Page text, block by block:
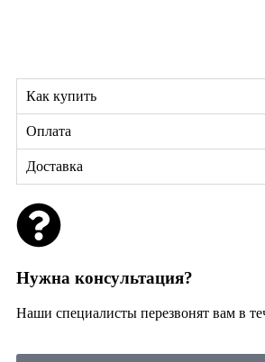
Как купить
Оплата
Доставка
Нужна консультация?
Наши специалисты перезвонят вам в